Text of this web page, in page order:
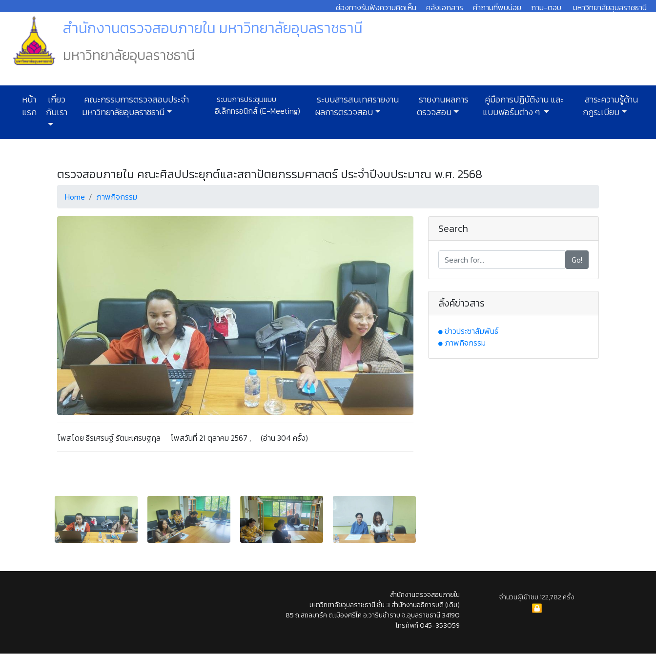
ช่องทางรับฟังความคิดเห็น คลังเอกสาร คำถามที่พบบ่อย ถาม-ตอบ มหาวิทยาลัยอุบลราชธานี
สำนักงานตรวจสอบภายใน มหาวิทยาลัยอุบลราชธานี
มหาวิทยาลัยอุบลราชธานี
หน้า
แรก
เกี่ยว
กับเรา
คณะกรรมการตรวจสอบประจำ
มหาวิทยาลัยอุบลราชธานี
ระบบการประชุมแบบ
อิเล็กทรอนิกส์ (E-Meeting)
ระบบสารสนเทศรายงาน
ผลการตรวจสอบ
รายงานผลการ
ตรวจสอบ
คู่มือการปฏิบัติงาน และ
แบบฟอร์มต่าง ๆ
สาระความรู้ด้าน
กฎระเบียบ
ตรวจสอบภายใน คณะศิลปประยุกต์และสถาปัตยกรรมศาสตร์ ประจำปีงบประมาณ พ.ศ. 2568
Home ภาพกิจกรรม
โพสโดย ธีรเศรษฐ์ รัตนะเศรษฐกุล โพสวันที่ 21 ตุลาคม 2567 , (อ่าน 304 ครั้ง)
Search
Go!
ลิ้งค์ข่าวสาร
ข่าวประชาสัมพันธ์
ภาพกิจกรรม
สำนักงานตรวจสอบภายใน
มหาวิทยาลัยอุบลราชธานี ชั้น 3 สำนักงานอธิการบดี (เดิม)
85 ถ.สถลมาร์ค ต.เมืองศรีไค อ.วารินชำราบ จ.อุบลราชธานี 34190
โทรศัพท์ 045-353059
จำนวนผู้เข้าชม 122,782 ครั้ง